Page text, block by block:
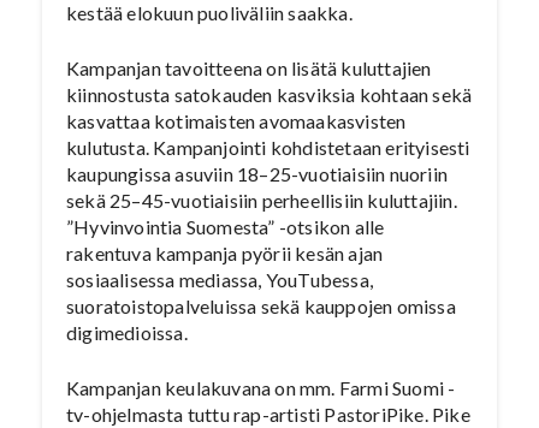
kestää elokuun puoliväliin saakka.
Kampanjan tavoitteena on lisätä kuluttajien
kiinnostusta satokauden kasviksia kohtaan sekä
kasvattaa kotimaisten avomaakasvisten
kulutusta. Kampanjointi kohdistetaan erityisesti
kaupungissa asuviin 18–25-vuotiaisiin nuoriin
sekä 25–45-vuotiaisiin perheellisiin kuluttajiin.
”Hyvinvointia Suomesta” -otsikon alle
rakentuva kampanja pyörii kesän ajan
sosiaalisessa mediassa, YouTubessa,
suoratoistopalveluissa sekä kauppojen omissa
digimedioissa.
Kampanjan keulakuvana on mm. Farmi Suomi -
tv-ohjelmasta tuttu rap-artisti PastoriPike. Pike